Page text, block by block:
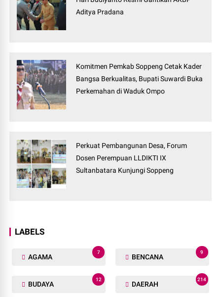
Aditya Pradana
Komitmen Pemkab Soppeng Cetak Kader
Bangsa Berkualitas, Bupati Suwardi Buka
Perkemahan di Waduk Ompo
Perkuat Pembangunan Desa, Forum
Dosen Perempuan LLDIKTI IX
Sultanbatara Kunjungi Soppeng
LABELS
AGAMA
7
BENCANA
9
BUDAYA
12
DAERAH
214